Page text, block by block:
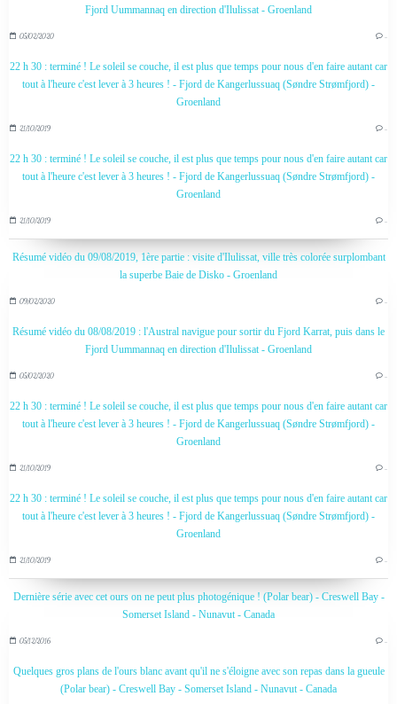
Fjord Uummannaq en direction d'Ilulissat - Groenland
05/02/2020 …
22 h 30 : terminé ! Le soleil se couche, il est plus que temps pour nous d'en faire autant car
tout à l'heure c'est lever à 3 heures ! - Fjord de Kangerlussuaq (Søndre Strømfjord) -
Groenland
21/10/2019 …
22 h 30 : terminé ! Le soleil se couche, il est plus que temps pour nous d'en faire autant car
tout à l'heure c'est lever à 3 heures ! - Fjord de Kangerlussuaq (Søndre Strømfjord) -
Groenland
21/10/2019 …
Résumé vidéo du 09/08/2019, 1ère partie : visite d'Ilulissat, ville très colorée surplombant
la superbe Baie de Disko - Groenland
09/02/2020 …
Résumé vidéo du 08/08/2019 : l'Austral navigue pour sortir du Fjord Karrat, puis dans le
Fjord Uummannaq en direction d'Ilulissat - Groenland
05/02/2020 …
22 h 30 : terminé ! Le soleil se couche, il est plus que temps pour nous d'en faire autant car
tout à l'heure c'est lever à 3 heures ! - Fjord de Kangerlussuaq (Søndre Strømfjord) -
Groenland
21/10/2019 …
22 h 30 : terminé ! Le soleil se couche, il est plus que temps pour nous d'en faire autant car
tout à l'heure c'est lever à 3 heures ! - Fjord de Kangerlussuaq (Søndre Strømfjord) -
Groenland
21/10/2019 …
Dernière série avec cet ours on ne peut plus photogénique ! (Polar bear) - Creswell Bay -
Somerset Island - Nunavut - Canada
05/12/2016 …
Quelques gros plans de l'ours blanc avant qu'il ne s'éloigne avec son repas dans la gueule
(Polar bear) - Creswell Bay - Somerset Island - Nunavut - Canada